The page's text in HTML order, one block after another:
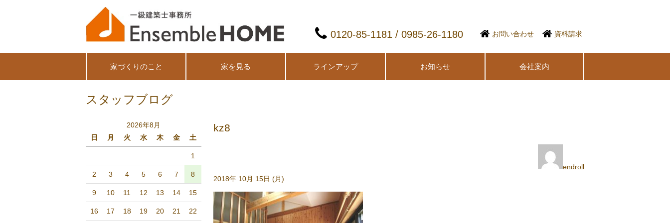
0120-85-1181 / 0985-26-1180 お問い合わせ 資料請求
家づくりのこと 家を見る ラインアップ お知らせ 会社案内
スタッフブログ
2026年8月
日
月 火 水 木 金 土
1
2 3 4 5 6 7 8
9 10 11 12 13 14 15
16 17 18 19 20 21 22
kz8
endroll
2018年 10月 15日 (月)